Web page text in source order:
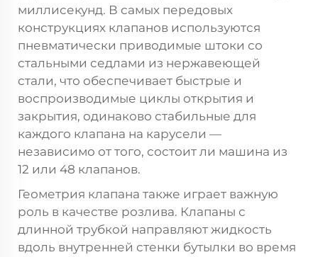
миллисекунд. В самых передовых
конструкциях клапанов используются
пневматически приводимые штоки со
стальными седлами из нержавеющей
стали, что обеспечивает быстрые и
воспроизводимые циклы открытия и
закрытия, одинаково стабильные для
каждого клапана на карусели —
независимо от того, состоит ли машина из
12 или 48 клапанов.
Геометрия клапана также играет важную
роль в качестве розлива. Клапаны с
длинной трубкой направляют жидкость
вдоль внутренней стенки бутылки во время